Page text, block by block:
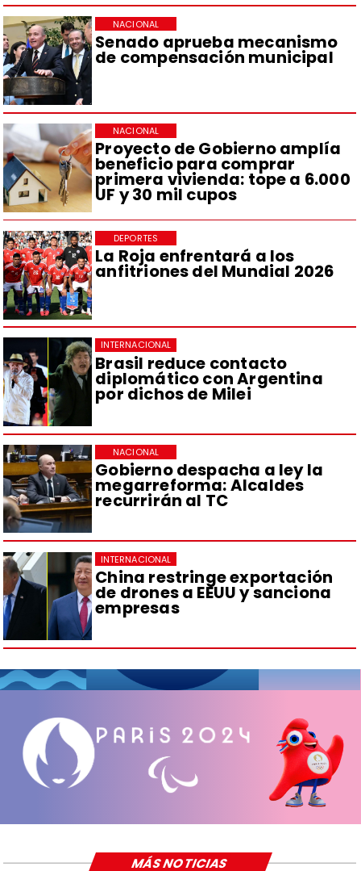
Senado aprueba mecanismo
de compensación municipal
NACIONAL
Proyecto de Gobierno amplía
beneficio para comprar
primera vivienda: tope a 6.000
UF y 30 mil cupos
NACIONAL
La Roja enfrentará a los
anfitriones del Mundial 2026
DEPORTES
Brasil reduce contacto
diplomático con Argentina
por dichos de Milei
INTERNACIONAL
Gobierno despacha a ley la
megarreforma: Alcaldes
recurrirán al TC
NACIONAL
China restringe exportación
de drones a EEUU y sanciona
empresas
INTERNACIONAL
MÁS NOTICIAS